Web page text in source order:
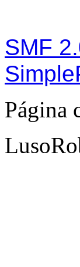
SMF
Página